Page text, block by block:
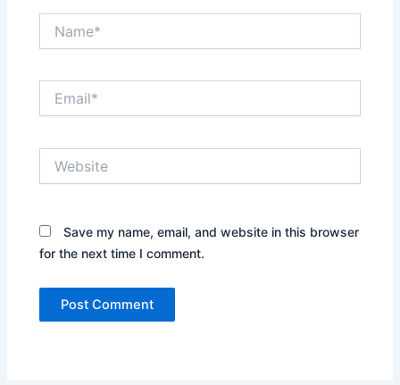
Save my name, email, and website in this browser
for the next time I comment.